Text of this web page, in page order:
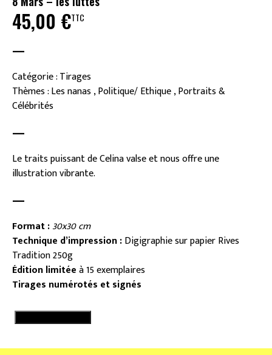
45,00 €TTC
—
Catégorie : Tirages
Thèmes : Les nanas , Politique/ Ethique , Portraits &
Célébrités
—
Le traits puissant de Celina valse et nous offre une
illustration vibrante.
—
Format :30x30 cm
Technique d’impression :Digigraphie sur papier Rives
Tradition 250g
Édition limitéeà 15 exemplaires
Tirages numérotés et signés
quantité
8